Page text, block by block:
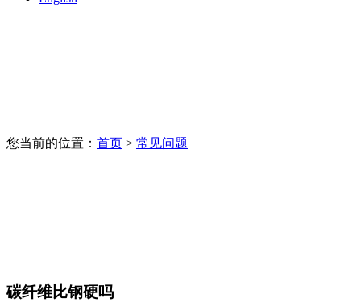
您当前的位置： 首页 > 常见问题
碳纤维比钢硬吗